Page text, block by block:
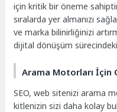
için kritik bir öneme
sıralarda yer almanızı
ve marka bilinirliğinizi
dijital dönüşüm
Arama Motorları İçin
SEO, web sitenizi arama
kitlenizin sizi daha kolay